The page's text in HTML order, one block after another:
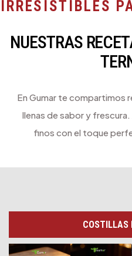
IRRESISTIBLES
NUESTRAS
En Gumar te compartimos
llenas de sabor y
finos con el toque
COSTILLAS